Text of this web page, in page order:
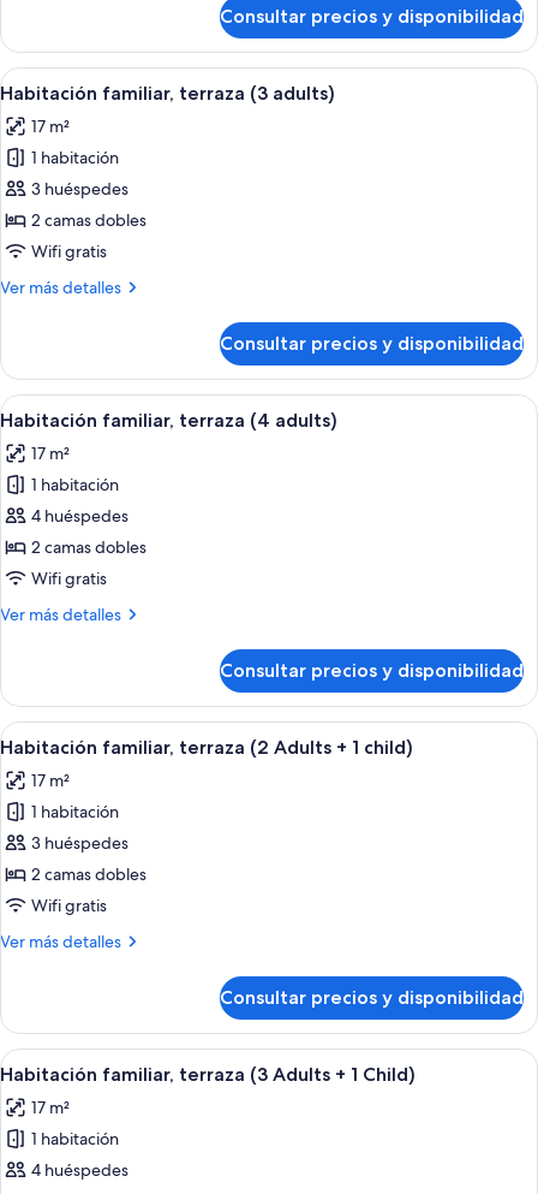
familiar,
terraza
(2
Consultar precios y disponibilidad
Abrir
todas
las
fotos
de
Habitación
familiar,
(3
Habitación de hotel con una cama
4
Habitación familiar, terraza (3 adults)
17 m²
1 habitación
3 huéspedes
2 camas dobles
Wifi gratis
Ver más detalles
Más
familiar,
terraza
(3
Consultar precios y disponibilidad
Abrir
todas
las
fotos
de
Habitación
familiar,
(4
Habitación de hotel con una cama
4
Habitación familiar, terraza (4 adults)
17 m²
1 habitación
4 huéspedes
2 camas dobles
Wifi gratis
Ver más detalles
Más
familiar,
terraza
(4
Consultar precios y disponibilidad
Abrir
todas
las
fotos
de
Habitación
familiar,
(2
child)
Habitación de hotel con una cama
4
Habitación familiar, terraza (2 Adults + 1 child)
17 m²
1 habitación
3 huéspedes
2 camas dobles
Wifi gratis
Ver más detalles
Más
familiar,
terraza
(2
+
child)
Consultar precios y disponibilidad
Abrir
todas
las
fotos
de
Habitación de hotel con una cama
4
Habitación familiar, terraza (3 Adults + 1 Child)
17 m²
1 habitación
4 huéspedes